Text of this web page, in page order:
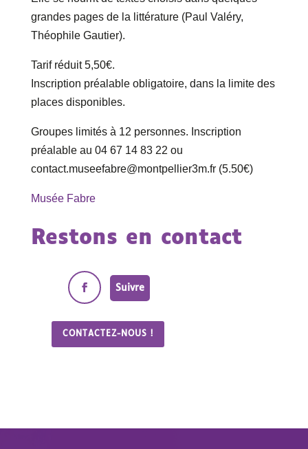
grandes pages de la littérature (Paul Valéry,
Théophile Gautier).
Tarif réduit 5,50€.
Inscription préalable obligatoire, dans la limite des
places disponibles.
Groupes limités à 12 personnes. Inscription
préalable au 04 67 14 83 22 ou
contact.museefabre@montpellier3m.fr (5.50€)
Musée Fabre
Restons en contact
Suivre
CONTACTEZ-NOUS !